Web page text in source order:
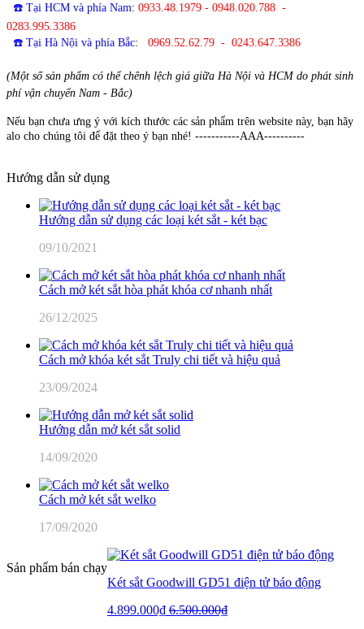
☎️ Tại HCM và phía Nam: 0933.48.1979 - 0948.020.788 -
0283.995.3386
☎️ Tại Hà Nội và phía Bắc: 0969.52.62.79 - 0243.647.3386
(Một số sản phẩm có thể chênh lệch giá giữa Hà Nội và HCM do phát sinh
phí vận chuyển Nam - Bắc)
Nếu bạn chưa ưng ý với kích thước các sản phẩm trên website này, bạn hãy
alo cho chúng tôi để đặt theo ý bạn nhé! -----------AAA----------
Hướng dẫn sử dụng
Hướng dẫn sử dụng các loại két sắt - két bạc
09/10/2021
Cách mở két sắt hòa phát khóa cơ nhanh nhất
26/12/2025
Cách mở khóa két sắt Truly chi tiết và hiệu quả
23/09/2024
Hướng dẫn mở két sắt solid
14/09/2020
Cách mở két sắt welko
17/09/2020
Sản phẩm bán chạy
Két sắt Goodwill GD51 điện tử báo động
4.899.000₫ 6.500.000₫